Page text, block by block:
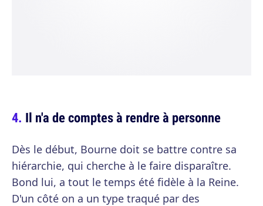
Il n'a de comptes à rendre à personne
Dès le début, Bourne doit se battre contre sa
hiérarchie, qui cherche à le faire disparaître.
Bond lui, a tout le temps été fidèle à la Reine.
D'un côté on a un type traqué par des